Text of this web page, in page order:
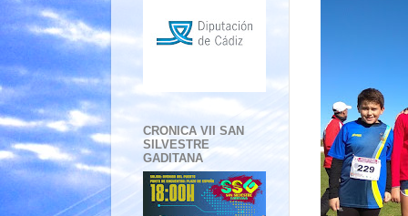
CRONICA VII SAN
SILVESTRE
GADITANA